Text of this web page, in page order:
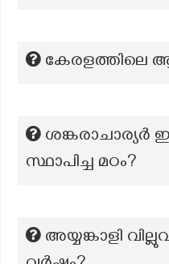
കേരളത്തിലെ
ശങ്കരാചാര്യർ
സ്ഥാപിച്ച മഠം?
അയ്യങ്കാളി